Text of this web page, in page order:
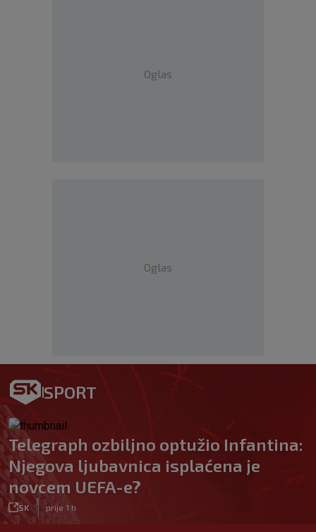
Oglas
Oglas
SPORT
Telegraph ozbiljno optužio Infantina:
Njegova ljubavnica isplaćena je
novcem UEFA-e?
SK prije 1 h